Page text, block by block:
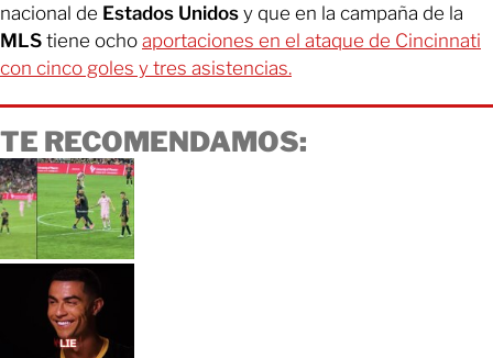
nacional de Estados Unidos y que en la campaña de la
MLS tiene ocho aportaciones en el ataque de Cincinnati
con cinco goles y tres asistencias.
TE RECOMENDAMOS: